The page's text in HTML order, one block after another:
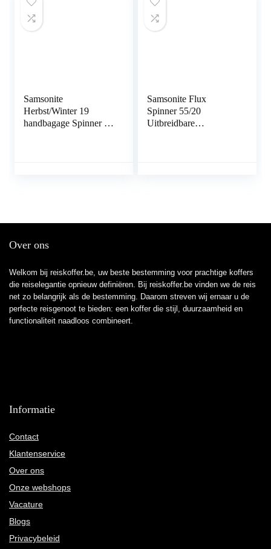
Samsonite
Herbst/Winter 19
handbagage Spinner S
Samsonite Flux
Spinner 55/20
Uitbreidbare
Over ons
Welkom bij reiskoffer.be, uw beste bestemming voor prachtige koffers
die reiselegantie opnieuw definiëren. Bij reiskoffer.be vinden we de reis
net zo belangrijk als de bestemming. Daarom streven wij ernaar u de
perfecte reisgenoot te bieden: een koffer die stijl, duurzaamheid en
functionaliteit naadloos combineert.
Informatie
Contact
Klantenservice
Over ons
Onze webshops
Vacature
Blogs
Privacybeleid